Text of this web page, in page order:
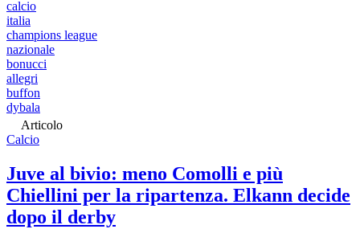
calcio
italia
champions league
nazionale
bonucci
allegri
buffon
dybala
Articolo
Calcio
Juve al bivio: meno Comolli e più
Chiellini per la ripartenza. Elkann decide
dopo il derby